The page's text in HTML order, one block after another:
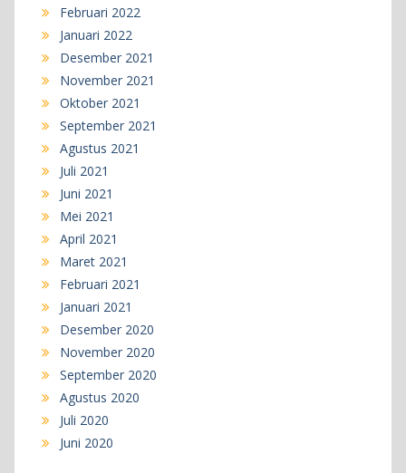
Februari 2022
Januari 2022
Desember 2021
November 2021
Oktober 2021
September 2021
Agustus 2021
Juli 2021
Juni 2021
Mei 2021
April 2021
Maret 2021
Februari 2021
Januari 2021
Desember 2020
November 2020
September 2020
Agustus 2020
Juli 2020
Juni 2020